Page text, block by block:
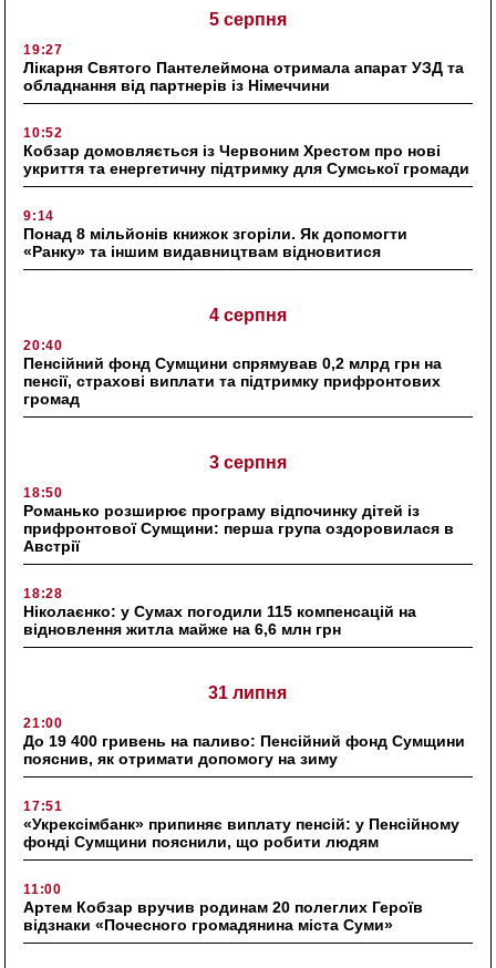
5 серпня
19:27
Лікарня Святого Пантелеймона отримала апарат УЗД та
обладнання від партнерів із Німеччини
10:52
Кобзар домовляється із Червоним Хрестом про нові
укриття та енергетичну підтримку для Сумської громади
9:14
Понад 8 мільйонів книжок згоріли. Як допомогти
«Ранку» та іншим видавництвам відновитися
4 серпня
20:40
Пенсійний фонд Сумщини спрямував 0,2 млрд грн на
пенсії, страхові виплати та підтримку прифронтових
громад
3 серпня
18:50
Романько розширює програму відпочинку дітей із
прифронтової Сумщини: перша група оздоровилася в
Австрії
18:28
Ніколаєнко: у Сумах погодили 115 компенсацій на
відновлення житла майже на 6,6 млн грн
31 липня
21:00
До 19 400 гривень на паливо: Пенсійний фонд Сумщини
пояснив, як отримати допомогу на зиму
17:51
«Укрексімбанк» припиняє виплату пенсій: у Пенсійному
фонді Сумщини пояснили, що робити людям
11:00
Артем Кобзар вручив родинам 20 полеглих Героїв
відзнаки «Почесного громадянина міста Суми»